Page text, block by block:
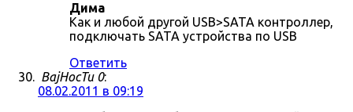
Дима
Как и любой другой USB>SATA контроллер,
подключать SATA устройства по USB
Ответить
BajHocTu 0:
08.02.2011 в 09:19